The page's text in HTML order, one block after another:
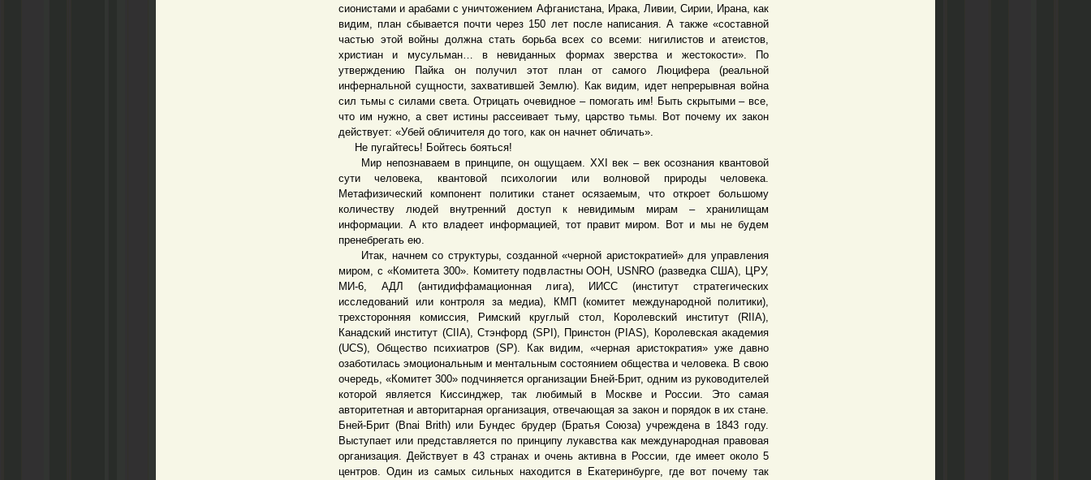
сионистами и арабами с уничтожением Афганистана, Ирака, Ливии, Сирии, Ирана, как
видим, план сбывается почти через 150 лет после написания. А также «составной
частью этой войны должна стать борьба всех со всеми: нигилистов и атеистов,
христиан и мусульман… в невиданных формах зверства и жестокости». По
утверждению Пайка он получил этот план от самого Люцифера (реальной
инфернальной сущности, захватившей Землю). Как видим, идет непрерывная война
сил тьмы с силами света. Отрицать очевидное – помогать им! Быть скрытыми – все,
что им нужно, а свет истины рассеивает тьму, царство тьмы. Вот почему их закон
действует: «Убей обличителя до того, как он начнет обличать».
Не пугайтесь! Бойтесь бояться!
Мир непознаваем в принципе, он ощущаем. XXI век – век осознания квантовой
сути человека, квантовой психологии или волновой природы человека.
Метафизический компонент политики станет осязаемым, что откроет большому
количеству людей внутренний доступ к невидимым мирам – хранилищам
информации. А кто владеет информацией, тот правит миром. Вот и мы не будем
пренебрегать ею.
Итак, начнем со структуры, созданной «черной аристократией» для управления
миром, с «Комитета 300». Комитету подвластны ООН, USNRO (разведка США), ЦРУ,
МИ-6, АДЛ (антидиффамационная лига), ИИСС (институт стратегических
исследований или контроля за медиа), КМП (комитет международной политики),
трехсторонняя комиссия, Римский круглый стол, Королевский институт (RIIA),
Канадский институт (CIIA), Стэнфорд (SPI), Принстон (PIAS), Королевская академия
(UCS), Общество психиатров (SP). Как видим, «черная аристократия» уже давно
озаботилась эмоциональным и ментальным состоянием общества и человека. В свою
очередь, «Комитет 300» подчиняется организации Бней-Брит, одним из руководителей
которой является Киссинджер, так любимый в Москве и России. Это самая
авторитетная и авторитарная организация, отвечающая за закон и порядок в их стане.
Бней-Брит (Bnai Brith) или Бундес брудер (Братья Союза) учреждена в 1843 году.
Выступает или представляется по принципу лукавства как международная правовая
организация. Действует в 43 странах и очень активна в России, где имеет около 5
центров. Один из самых сильных находится в Екатеринбурге, где вот почему так